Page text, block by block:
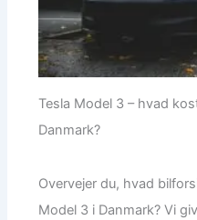
Tesla Model 3 – hvad
Danmark?
Overvejer du, hvad
Model 3 i Danmark? Vi